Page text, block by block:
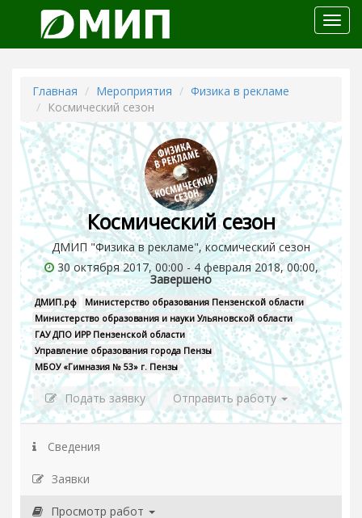
меню
Главная Мероприятия
Физика в рекламе
Космический сезон
Космический сезон
ДМИП "Физика в рекламе", космический сезон
30 октября 2017, 00:00 - 4 февраля 2018, 00:00,
Завершено
ДМИП.рф
Министерство образования Пензенской области
Министерство образования и науки Ульяновской области
ГАУ ДПО ИРР Пензенской области
Управление образования города Пензы
МБОУ «Гимназия № 53» г. Пензы
Подать заявку Отправить работу
Сведения
Заявки
Просмотр работ